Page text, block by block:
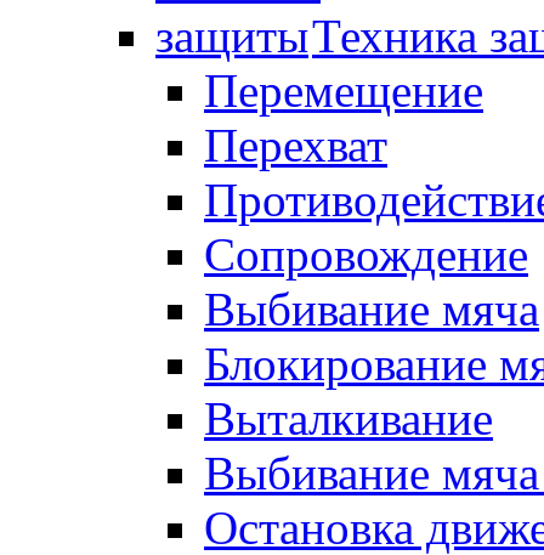
Техника
Перемещение
Перехват
Сопровождение
Выбивание мяча
Блокирование
Выталкивание
Выбивание
Остановка